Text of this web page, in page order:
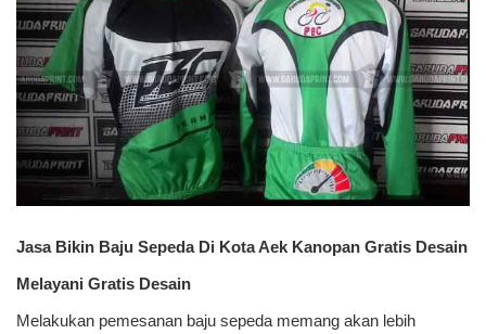
Jasa Bikin Baju Sepeda Di Kota Aek Kanopan Gratis Desain
Melayani Gratis Desain
Melakukan pemesanan baju sepeda memang akan lebih